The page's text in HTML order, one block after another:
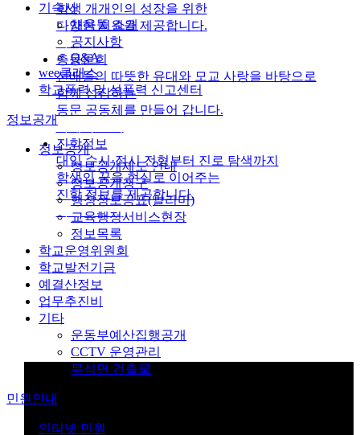
기숙사
채움뜰 소개
공지사항
Q&A
wee클래스
학교폭력 및 성폭력 신고센터
정보공개
정보공개
정보공개제도 안내
정보공개청구
행정정보공표(알리미)
교육행정서비스현장
정보목록
학교운영위원회
학교발전기금
예결산정보
업무추진비
기타
운동부예산집행공개
CCTV 운영관리
무석면 건출물
민원안내
인터넷 민원
학생 개개인의 성장을 위한
다양한 지원을 제공합니다.
자세히 보기
총동문회
선배들의 따뜻한 유대와 모교 사랑을 바탕으로
함께 성장하는
동문 공동체를 만들어 갑니다.
자세히 보기
진학정보
대입 수시·정시 전형부터 진로 탐색까지
학생의 꿈을 현실로 이어주는
진학 정보를 제공합니다.
자세히 보기